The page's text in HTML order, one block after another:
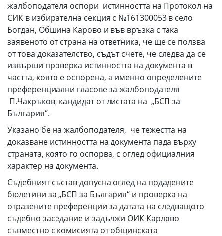
жалбоподателя оспори истинността на Протокол на
СИК в избирателна секция с №161300053 в село
Богдан, Община Карово и във връзка с така
заявеното от страна на ответника, че ще се ползва
от това доказателство, съдът счете, че следва да се
извърши проверка истинността на документа в
частта, която е оспорена, а именно определените
преференциални гласове за жалбоподателя
П.Чакръков, кандидат от листата на „БСП за
България“.
Указано бе на жалбоподателя, че тежестта на
доказване истинността на документа пада върху
страната, която го оспорва, с оглед официалния
характер на документа.
Съдебният състав допусна оглед на подадените
бюлетини за „БСП за България“ и проверка на
отразените преференции за датата на следващото
съдебно заседание и задължи ОИК Карлово
съвместно с комисията от общинската